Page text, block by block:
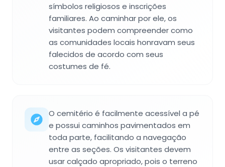
símbolos religiosos e inscrições
familiares. Ao caminhar por ele, os
visitantes podem compreender como
as comunidades locais honravam seus
falecidos de acordo com seus
costumes de fé.
O cemitério é facilmente acessível a pé
e possui caminhos pavimentados em
toda parte, facilitando a navegação
entre as seções. Os visitantes devem
usar calçado apropriado, pois o terreno